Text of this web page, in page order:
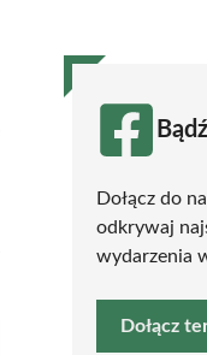
Dołącz do
odkrywaj
wydarzenia
Dołącz